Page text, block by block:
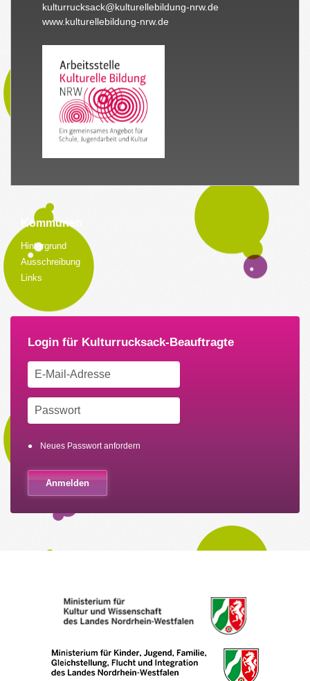
kulturrucksack@kulturellebildung-nrw.de
www.kulturellebildung-nrw.de
Kommunen
Hintergrund
Ausschreibung
Links
Neues Passwort anfordern